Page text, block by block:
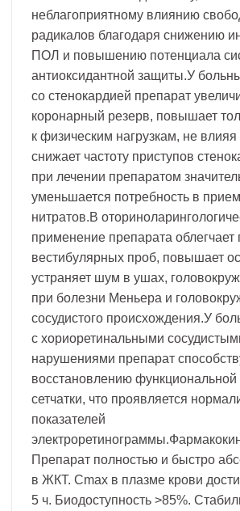
неблагоприятному влиянию
радикалов благодаря снижению
ПОЛ и повышению потенциала
антиоксидантной защиты.У
со стенокардией препарат
коронарный резерв, повышает
к физическим нагрузкам, не
снижает частоту приступов
при лечении препаратом
уменьшается потребность в
нитратов.В
применение препарата облегчает
вестибулярных проб, повышает
устраняет шум в ушах,
при болезни Меньера и
сосудистого происхождения.У
с хориоретинальными
нарушениями препарат
восстановлению функциональной
сетчатки, что проявляется
показателей
Препарат полностью и быстро
в ЖКТ. Cmax в плазме крови
5 ч. Биодоступность >85%.